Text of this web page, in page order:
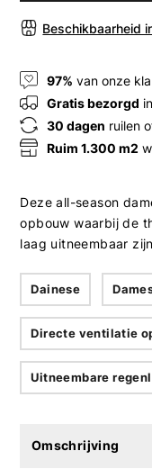
Beschikbaarheid
97% van onze
Gratis bezorgd
30 dagen ruilen
Ruim 1.300 m2
Deze all-season
opbouw waarbij de
laag uitneembaar
Dainese
Directe ventilatie
Uitneembare
Omschrijving